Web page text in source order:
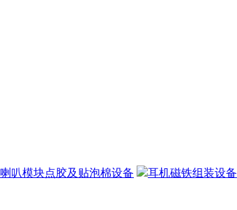
喇叭模块点胶及贴泡棉设备 耳机磁铁组装设备